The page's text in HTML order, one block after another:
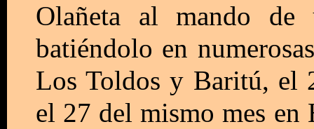
Olañeta al mando de
batiéndolo en
Los Toldos y Baritú, el
el 27 del mismo mes en